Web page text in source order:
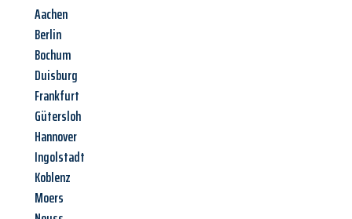
Aachen
Berlin
Bochum
Duisburg
Frankfurt
Gütersloh
Hannover
Ingolstadt
Koblenz
Moers